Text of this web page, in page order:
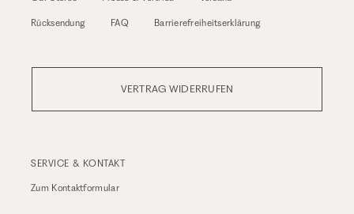
Rücksendung FAQ Barrierefreiheitserklärung
VERTRAG WIDERRUFEN
SERVICE & KONTAKT
Zum Kontaktformular